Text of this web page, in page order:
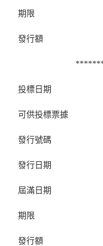
期限
發行額
投標日期
可供投標票據
發行號碼
發行日期
屆滿日期
期限
發行額